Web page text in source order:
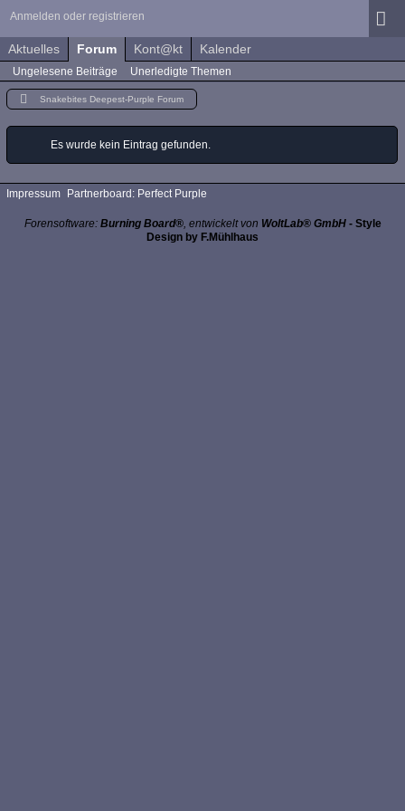
Anmelden oder registrieren
Aktuelles Forum Kont@kt Kalender
Ungelesene Beiträge Unerledigte Themen
Snakebites Deepest-Purple Forum
Es wurde kein Eintrag gefunden.
Impressum Partnerboard: Perfect Purple
Forensoftware: Burning Board®, entwickelt von WoltLab® GmbH